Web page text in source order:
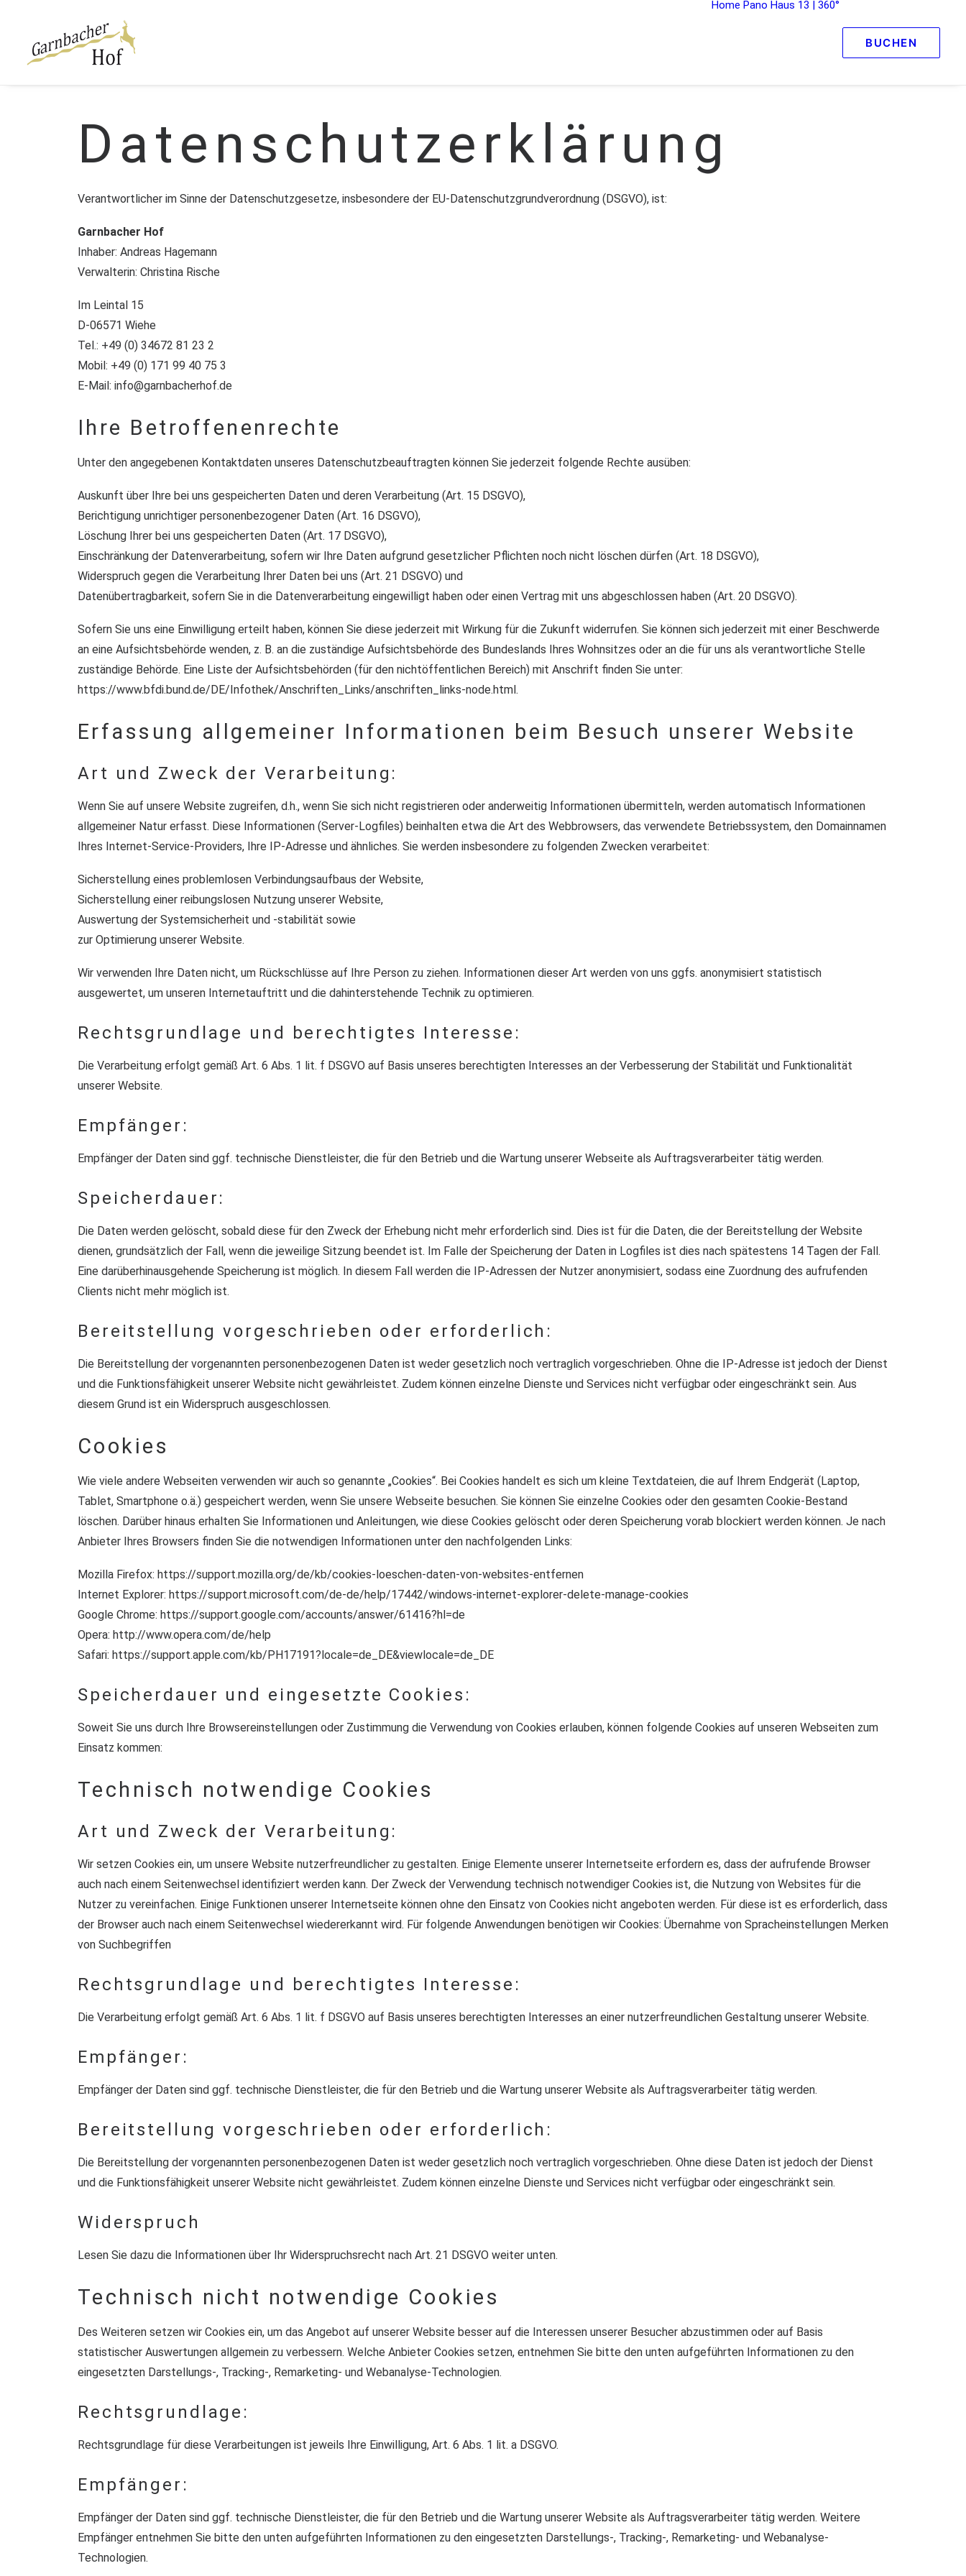
Home Pano Haus 13 | 360°
BUCHEN
Datenschutzerklärung
Verantwortlicher im Sinne der Datenschutzgesetze, insbesondere der EU-Datenschutzgrundverordnung (DSGVO), ist:
Garnbacher Hof
Inhaber: Andreas Hagemann
Verwalterin: Christina Rische
Im Leintal 15
D-06571 Wiehe
Tel.: +49 (0) 34672 81 23 2
Mobil: +49 (0) 171 99 40 75 3
E-Mail: info@garnbacherhof.de
Ihre Betroffenenrechte
Unter den angegebenen Kontaktdaten unseres Datenschutzbeauftragten können Sie jederzeit folgende Rechte ausüben:
Auskunft über Ihre bei uns gespeicherten Daten und deren Verarbeitung (Art. 15 DSGVO),
Berichtigung unrichtiger personenbezogener Daten (Art. 16 DSGVO),
Löschung Ihrer bei uns gespeicherten Daten (Art. 17 DSGVO),
Einschränkung der Datenverarbeitung, sofern wir Ihre Daten aufgrund gesetzlicher Pflichten noch nicht löschen dürfen (Art. 18 DSGVO),
Widerspruch gegen die Verarbeitung Ihrer Daten bei uns (Art. 21 DSGVO) und
Datenübertragbarkeit, sofern Sie in die Datenverarbeitung eingewilligt haben oder einen Vertrag mit uns abgeschlossen haben (Art. 20 DSGVO).
Sofern Sie uns eine Einwilligung erteilt haben, können Sie diese jederzeit mit Wirkung für die Zukunft widerrufen. Sie können sich jederzeit mit einer Beschwerde
an eine Aufsichtsbehörde wenden, z. B. an die zuständige Aufsichtsbehörde des Bundeslands Ihres Wohnsitzes oder an die für uns als verantwortliche Stelle
zuständige Behörde. Eine Liste der Aufsichtsbehörden (für den nichtöffentlichen Bereich) mit Anschrift finden Sie unter:
https://www.bfdi.bund.de/DE/Infothek/Anschriften_Links/anschriften_links-node.html.
Erfassung allgemeiner Informationen beim Besuch unserer Website
Art und Zweck der Verarbeitung:
Wenn Sie auf unsere Website zugreifen, d.h., wenn Sie sich nicht registrieren oder anderweitig Informationen übermitteln, werden automatisch Informationen
allgemeiner Natur erfasst. Diese Informationen (Server-Logfiles) beinhalten etwa die Art des Webbrowsers, das verwendete Betriebssystem, den Domainnamen
Ihres Internet-Service-Providers, Ihre IP-Adresse und ähnliches. Sie werden insbesondere zu folgenden Zwecken verarbeitet:
Sicherstellung eines problemlosen Verbindungsaufbaus der Website,
Sicherstellung einer reibungslosen Nutzung unserer Website,
Auswertung der Systemsicherheit und -stabilität sowie
zur Optimierung unserer Website.
Wir verwenden Ihre Daten nicht, um Rückschlüsse auf Ihre Person zu ziehen. Informationen dieser Art werden von uns ggfs. anonymisiert statistisch
ausgewertet, um unseren Internetauftritt und die dahinterstehende Technik zu optimieren.
Rechtsgrundlage und berechtigtes Interesse:
Die Verarbeitung erfolgt gemäß Art. 6 Abs. 1 lit. f DSGVO auf Basis unseres berechtigten Interesses an der Verbesserung der Stabilität und Funktionalität
unserer Website.
Empfänger:
Empfänger der Daten sind ggf. technische Dienstleister, die für den Betrieb und die Wartung unserer Webseite als Auftragsverarbeiter tätig werden.
Speicherdauer:
Die Daten werden gelöscht, sobald diese für den Zweck der Erhebung nicht mehr erforderlich sind. Dies ist für die Daten, die der Bereitstellung der Website
dienen, grundsätzlich der Fall, wenn die jeweilige Sitzung beendet ist. Im Falle der Speicherung der Daten in Logfiles ist dies nach spätestens 14 Tagen der Fall.
Eine darüberhinausgehende Speicherung ist möglich. In diesem Fall werden die IP-Adressen der Nutzer anonymisiert, sodass eine Zuordnung des aufrufenden
Clients nicht mehr möglich ist.
Bereitstellung vorgeschrieben oder erforderlich:
Die Bereitstellung der vorgenannten personenbezogenen Daten ist weder gesetzlich noch vertraglich vorgeschrieben. Ohne die IP-Adresse ist jedoch der Dienst
und die Funktionsfähigkeit unserer Website nicht gewährleistet. Zudem können einzelne Dienste und Services nicht verfügbar oder eingeschränkt sein. Aus
diesem Grund ist ein Widerspruch ausgeschlossen.
Cookies
Wie viele andere Webseiten verwenden wir auch so genannte „Cookies“. Bei Cookies handelt es sich um kleine Textdateien, die auf Ihrem Endgerät (Laptop,
Tablet, Smartphone o.ä.) gespeichert werden, wenn Sie unsere Webseite besuchen. Sie können Sie einzelne Cookies oder den gesamten Cookie-Bestand
löschen. Darüber hinaus erhalten Sie Informationen und Anleitungen, wie diese Cookies gelöscht oder deren Speicherung vorab blockiert werden können. Je nach
Anbieter Ihres Browsers finden Sie die notwendigen Informationen unter den nachfolgenden Links:
Mozilla Firefox: https://support.mozilla.org/de/kb/cookies-loeschen-daten-von-websites-entfernen
Internet Explorer: https://support.microsoft.com/de-de/help/17442/windows-internet-explorer-delete-manage-cookies
Google Chrome: https://support.google.com/accounts/answer/61416?hl=de
Opera: http://www.opera.com/de/help
Safari: https://support.apple.com/kb/PH17191?locale=de_DE&viewlocale=de_DE
Speicherdauer und eingesetzte Cookies:
Soweit Sie uns durch Ihre Browsereinstellungen oder Zustimmung die Verwendung von Cookies erlauben, können folgende Cookies auf unseren Webseiten zum
Einsatz kommen:
Technisch notwendige Cookies
Art und Zweck der Verarbeitung:
Wir setzen Cookies ein, um unsere Website nutzerfreundlicher zu gestalten. Einige Elemente unserer Internetseite erfordern es, dass der aufrufende Browser
auch nach einem Seitenwechsel identifiziert werden kann. Der Zweck der Verwendung technisch notwendiger Cookies ist, die Nutzung von Websites für die
Nutzer zu vereinfachen. Einige Funktionen unserer Internetseite können ohne den Einsatz von Cookies nicht angeboten werden. Für diese ist es erforderlich, dass
der Browser auch nach einem Seitenwechsel wiedererkannt wird. Für folgende Anwendungen benötigen wir Cookies: Übernahme von Spracheinstellungen Merken
von Suchbegriffen
Rechtsgrundlage und berechtigtes Interesse:
Die Verarbeitung erfolgt gemäß Art. 6 Abs. 1 lit. f DSGVO auf Basis unseres berechtigten Interesses an einer nutzerfreundlichen Gestaltung unserer Website.
Empfänger:
Empfänger der Daten sind ggf. technische Dienstleister, die für den Betrieb und die Wartung unserer Website als Auftragsverarbeiter tätig werden.
Bereitstellung vorgeschrieben oder erforderlich:
Die Bereitstellung der vorgenannten personenbezogenen Daten ist weder gesetzlich noch vertraglich vorgeschrieben. Ohne diese Daten ist jedoch der Dienst
und die Funktionsfähigkeit unserer Website nicht gewährleistet. Zudem können einzelne Dienste und Services nicht verfügbar oder eingeschränkt sein.
Widerspruch
Lesen Sie dazu die Informationen über Ihr Widerspruchsrecht nach Art. 21 DSGVO weiter unten.
Technisch nicht notwendige Cookies
Des Weiteren setzen wir Cookies ein, um das Angebot auf unserer Website besser auf die Interessen unserer Besucher abzustimmen oder auf Basis
statistischer Auswertungen allgemein zu verbessern. Welche Anbieter Cookies setzen, entnehmen Sie bitte den unten aufgeführten Informationen zu den
eingesetzten Darstellungs-, Tracking-, Remarketing- und Webanalyse-Technologien.
Rechtsgrundlage:
Rechtsgrundlage für diese Verarbeitungen ist jeweils Ihre Einwilligung, Art. 6 Abs. 1 lit. a DSGVO.
Empfänger:
Empfänger der Daten sind ggf. technische Dienstleister, die für den Betrieb und die Wartung unserer Website als Auftragsverarbeiter tätig werden. Weitere
Empfänger entnehmen Sie bitte den unten aufgeführten Informationen zu den eingesetzten Darstellungs-, Tracking-, Remarketing- und Webanalyse-
Technologien.